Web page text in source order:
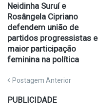
Neidinha Suruí e
Rosângela Cipriano
defendem união de
partidos progressistas e
maior participação
feminina na política
Postagem Anterior
PUBLICIDADE